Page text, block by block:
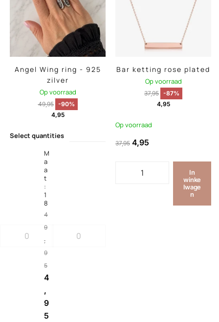
Angel Wing ring - 925
zilver
Op voorraad
49,95
-90%
4,95
Select quantities
M
a
a
t
:
1
8
4
9
,
9
5
4
,
9
5
Bar ketting rose plated
Op voorraad
37,95 -87%
4,95
Op voorraad
37,95 4,95
In
winke
lwage
n